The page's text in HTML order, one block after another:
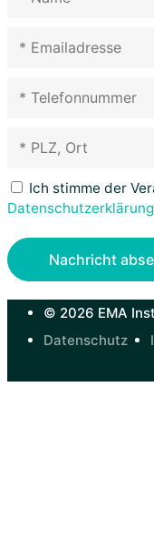
Ich stimme der
Datenschutz­erklärung
© 2026 EMA
Datenschutz